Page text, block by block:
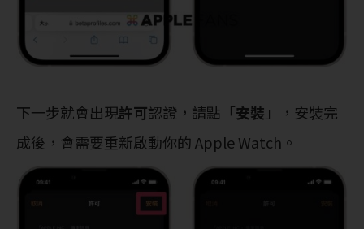
下一步就會出現許可認證，請點「安裝 」，安裝完
成後，會需要重新啟動你的 Apple Watch。